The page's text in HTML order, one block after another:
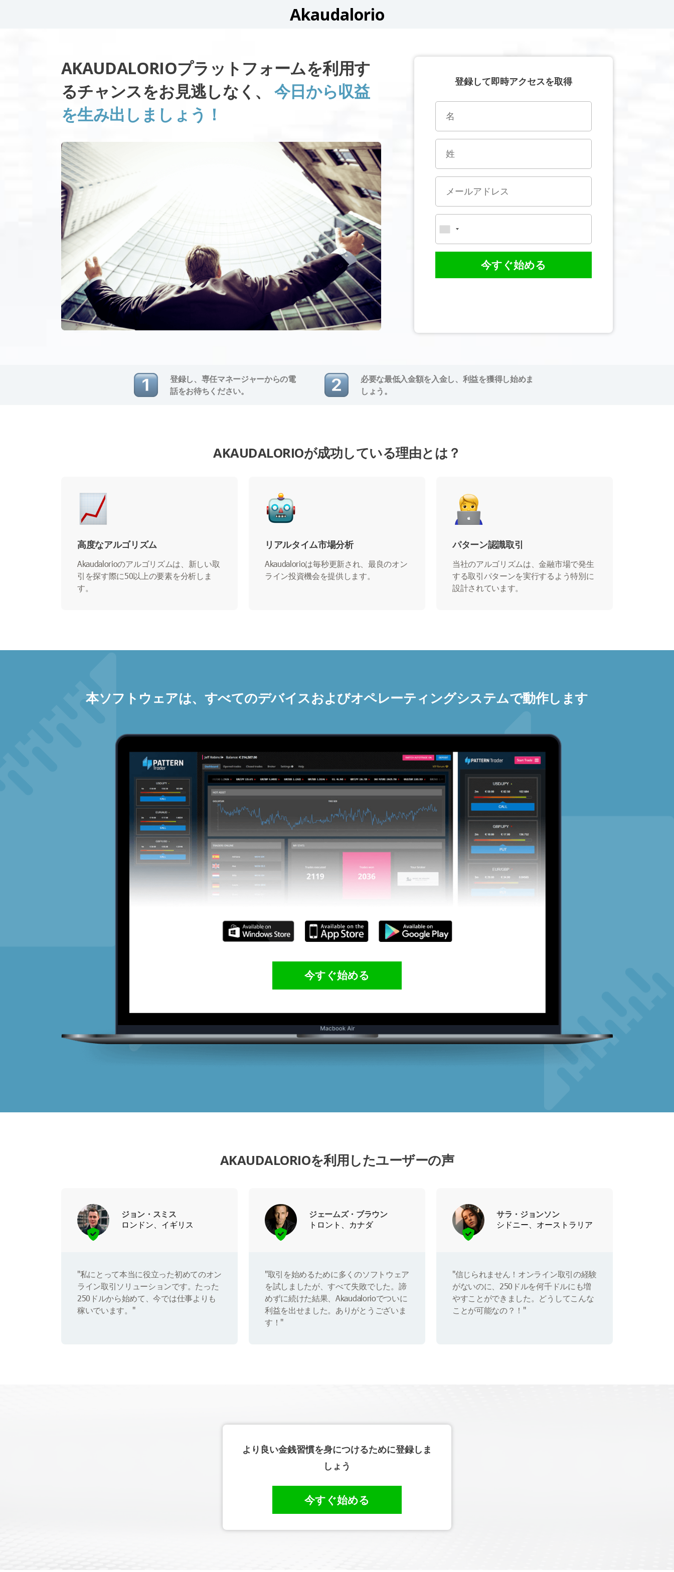
Akaudalorio
AKAUDALORIOプラットフォームを利用す
るチャンスをお見逃しなく、今日から収益
を生み出しましょう！
登録して即時アクセスを取得
今すぐ始める
登録し、専任マネージャーからの電
話をお待ちください。
必要な最低入金額を入金し、利益を獲得し始めま
しょう。
AKAUDALORIOが成功している理由とは？
高度なアルゴリズム
Akaudalorioのアルゴリズムは、新しい取
引を探す際に50以上の要素を分析しま
す。
リアルタイム市場分析
Akaudalorioは毎秒更新され、最良のオン
ライン投資機会を提供します。
パターン認識取引
当社のアルゴリズムは、金融市場で発生
する取引パターンを実行するよう特別に
設計されています。
本ソフトウェアは、すべてのデバイスおよびオペレーティングシステムで動作します
今すぐ始める
AKAUDALORIOを利用したユーザーの声
ジョン・スミス
ロンドン、イギリス
"私にとって本当に役立った初めてのオン
ライン取引ソリューションです。たった
250ドルから始めて、今では仕事よりも
稼いでいます。"
ジェームズ・ブラウン
トロント、カナダ
"取引を始めるために多くのソフトウェア
を試しましたが、すべて失敗でした。諦
めずに続けた結果、Akaudalorioでついに
利益を出せました。ありがとうございま
す！"
サラ・ジョンソン
シドニー、オーストラリア
"信じられません！オンライン取引の経験
がないのに、250ドルを何千ドルにも増
やすことができました。どうしてこんな
ことが可能なの？！"
より良い金銭習慣を身につけるために登録しま
しょう
今すぐ始める